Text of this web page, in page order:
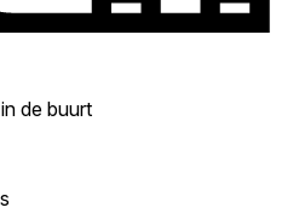
de buurt